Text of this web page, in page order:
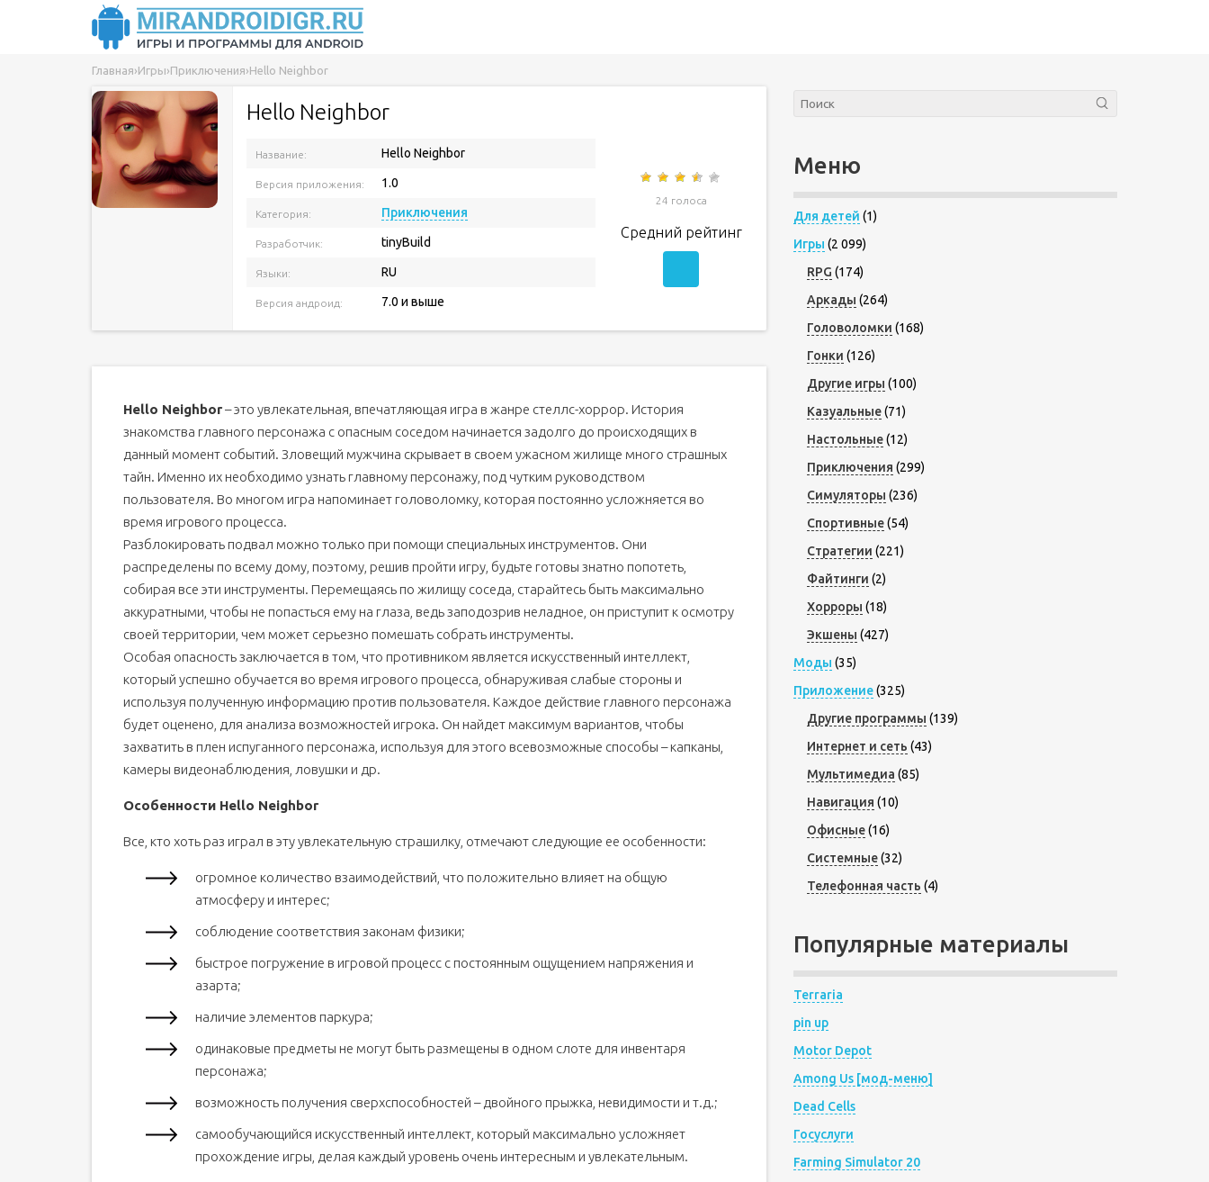
Главная›Игры›Приключения›Hello Neighbor
Hello Neighbor
Название: Hello Neighbor
Версия приложения: 1.0
Категория: Приключения
Разработчик: tinyBuild
Языки: RU
Версия андроид: 7.0 и выше
24 голоса
Средний рейтинг
Hello Neighbor– это увлекательная, впечатляющая игра в жанре стеллс-хоррор. История
знакомства главного персонажа с опасным соседом начинается задолго до происходящих в
данный момент событий. Зловещий мужчина скрывает в своем ужасном жилище много страшных
тайн. Именно их необходимо узнать главному персонажу, под чутким руководством
пользователя. Во многом игра напоминает головоломку, которая постоянно усложняется во
время игрового процесса.
Разблокировать подвал можно только при помощи специальных инструментов. Они
распределены по всему дому, поэтому, решив пройти игру, будьте готовы знатно попотеть,
собирая все эти инструменты. Перемещаясь по жилищу соседа, старайтесь быть максимально
аккуратными, чтобы не попасться ему на глаза, ведь заподозрив неладное, он приступит к осмотру
своей территории, чем может серьезно помешать собрать инструменты.
Особая опасность заключается в том, что противником является искусственный интеллект,
который успешно обучается во время игрового процесса, обнаруживая слабые стороны и
используя полученную информацию против пользователя. Каждое действие главного персонажа
будет оценено, для анализа возможностей игрока. Он найдет максимум вариантов, чтобы
захватить в плен испуганного персонажа, используя для этого всевозможные способы – капканы,
камеры видеонаблюдения, ловушки и др.
Особенности Hello Neighbor
Все, кто хоть раз играл в эту увлекательную страшилку, отмечают следующие ее особенности:
огромное количество взаимодействий, что положительно влияет на общую
атмосферу и интерес;
соблюдение соответствия законам физики;
быстрое погружение в игровой процесс с постоянным ощущением напряжения и
азарта;
наличие элементов паркура;
одинаковые предметы не могут быть размещены в одном слоте для инвентаря
персонажа;
возможность получения сверхспособностей – двойного прыжка, невидимости и т.д.;
самообучающийся искусственный интеллект, который максимально усложняет
прохождение игры, делая каждый уровень очень интересным и увлекательным.
Меню
Для детей (1)
Игры (2 099)
RPG (174)
Аркады (264)
Головоломки (168)
Гонки (126)
Другие игры (100)
Казуальные(71)
Настольные(12)
Приключения (299)
Симуляторы (236)
Спортивные(54)
Стратегии (221)
Файтинги (2)
Хорроры (18)
Экшены (427)
Моды (35)
Приложение(325)
Другие программы (139)
Интернет и сеть (43)
Мультимедиа (85)
Навигация (10)
Офисные(16)
Системные(32)
Телефонная часть (4)
Популярные материалы
Terraria
pin up
Motor Depot
Among Us [мод-меню]
Dead Cells
Госуслуги
Farming Simulator 20